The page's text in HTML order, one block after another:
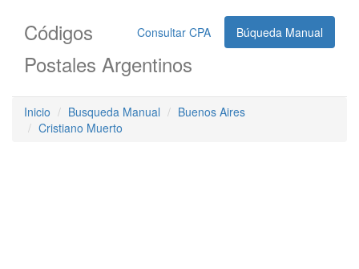
Consultar CPA Búqueda Manual
Códigos
Postales Argentinos
Inicio Busqueda Manual
Buenos Aires
Cristiano Muerto